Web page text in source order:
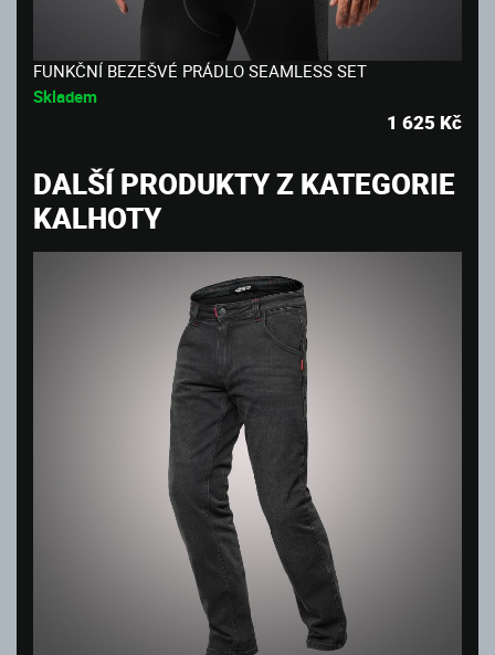
FUNKČNÍ BEZEŠVÉ PRÁDLO SEAMLESS SET
Skladem
1 625 Kč
DALŠÍ PRODUKTY Z KATEGORIE
KALHOTY